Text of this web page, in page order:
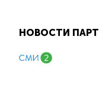
НОВОСТИ